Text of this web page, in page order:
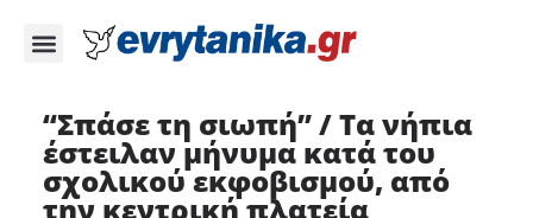
“Σπάσε τη σιωπή” / Τα νήπια
έστειλαν μήνυμα κατά του
σχολικού εκφοβισμού, από
την κεντρική πλατεία